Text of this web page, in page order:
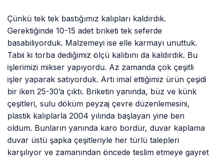
Çünkü tek tek bastığımız kalıpları kaldırdık.
Gerektiğinde 10-15 adet briketi tek seferde
basabiliyorduk. Malzemeyi ise elle karmayı unuttuk.
Tabii ki torba dediğimiz ölçü kalıbını da kaldırdık. Bu
işlerimizi mikser yapıyordu. Az zamanda çok çeşitli
işler yaparak satıyorduk. Artı imal ettiğimiz ürün çeşidi
bir iken 25-30’a çıktı. Briketin yanında, büz ve künk
çeşitleri, sulu döküm peyzaj çevre düzenlemesini,
plastik kalıplarla 2004 yılında başlayan yine ben
oldum. Bunların yanında karo bordür, duvar kaplama
duvar üstü şapka çeşitleriyle her türlü talepleri
karşılıyor ve zamanından öncede teslim etmeye gayret